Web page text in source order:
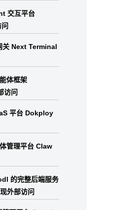
交互平台
关 Next Terminal
体框架
访问
平台 Dokploy
管理平台 Claw
的完整后端服务
外部访问